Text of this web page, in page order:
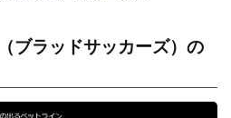
（ブラッドサッカーズ） の